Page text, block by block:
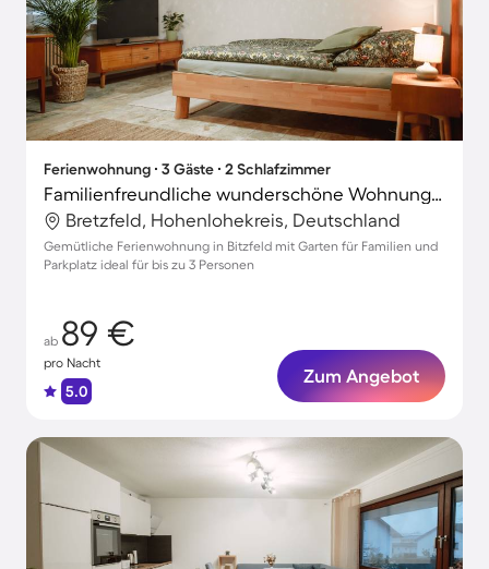
Ferienwohnung ∙ 3 Gäste ∙ 2 Schlafzimmer
Familienfreundliche wunderschöne Wohnung mit Terrasse, Garten und schnellem Internet | Ideal für Homeoffice
Bretzfeld, Hohenlohekreis, Deutschland
Gemütliche Ferienwohnung in Bitzfeld mit Garten für Familien und
Parkplatz ideal für bis zu 3 Personen
ab 89 €
pro Nacht
5.0
Zum Angebot